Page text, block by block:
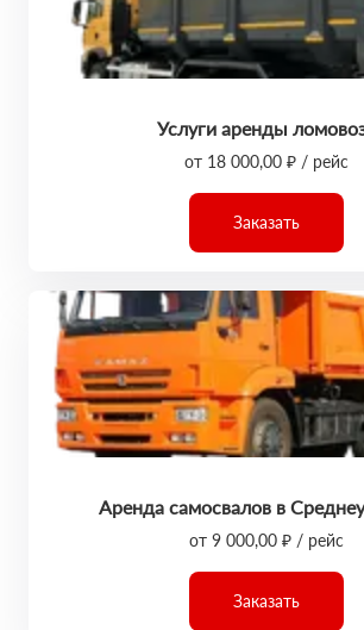
Услуги аренды
от 18 000,00 ₽ / рейс
Заказать
Аренда самосвалов в
от 9 000,00 ₽ / рейс
Заказать